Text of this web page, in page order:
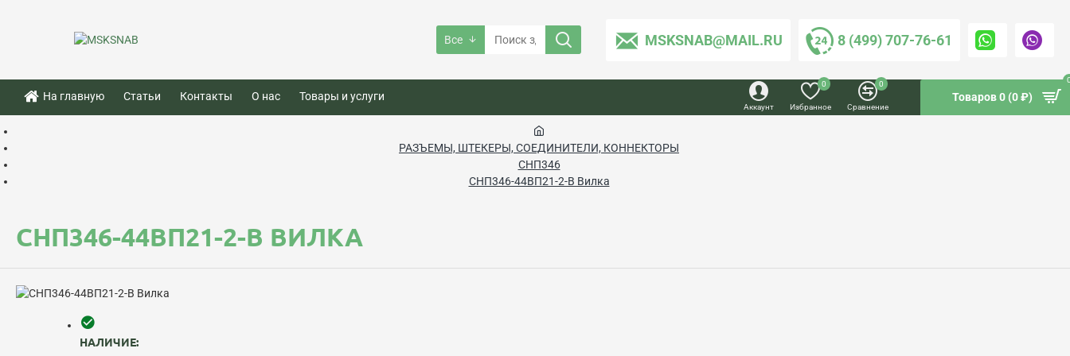
Все MSKSNAB@MAIL.RU 8 (499) 707-76-61
На главную Статьи Контакты О нас Товары и услуги
Аккаунт Избранное
0
Сравнение
0
Товаров 0 (0 ₽)
РАЗЪЕМЫ, ШТЕКЕРЫ, СОЕДИНИТЕЛИ, КОННЕКТОРЫ
СНП346
СНП346-44ВП21-2-В Вилка
СНП346-44ВП21-2-В ВИЛКА
НАЛИЧИЕ: